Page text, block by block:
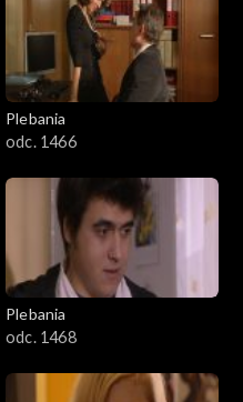
Plebania
odc. 1466
Plebania
odc. 1468